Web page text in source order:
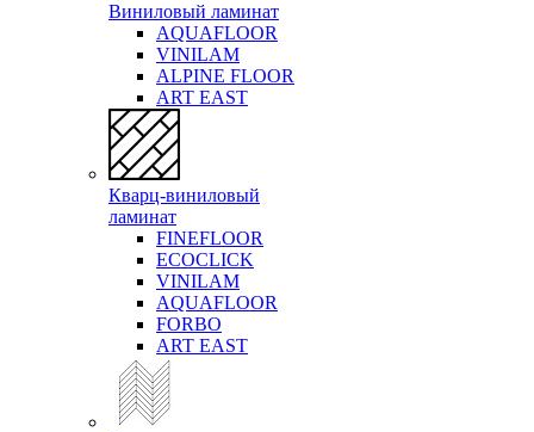
Виниловый ламинат
AQUAFLOOR
VINILAM
ALPINE FLOOR
ART EAST
Кварц-виниловый
ламинат
FINEFLOOR
ECOCLICK
VINILAM
AQUAFLOOR
FORBO
ART EAST